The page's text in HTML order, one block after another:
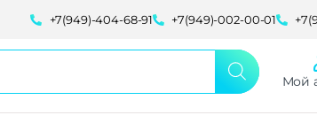
+7(949)-404-68-91 +7(949)-002-00-01
Мой